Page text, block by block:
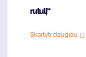
rutulį“
Skaityti daugiau